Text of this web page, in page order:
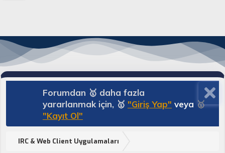
Forumdan 🥇 daha fazla
yararlanmak için, 🥇 "Giriş Yap" veya 🥇
"Kayıt Ol"
IRC & Web Client Uygulamaları